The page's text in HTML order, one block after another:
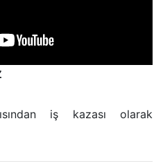
iş kazası olarak